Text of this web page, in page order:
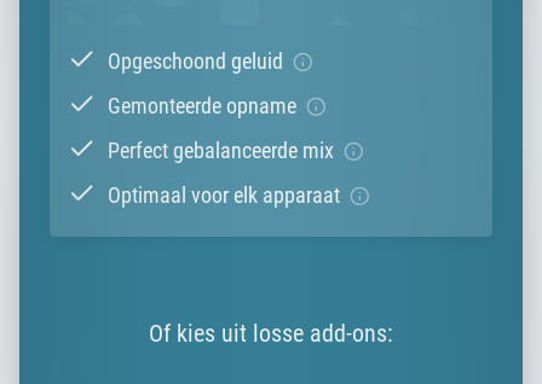
Opgeschoond geluid
Gemonteerde opname
Perfect gebalanceerde mix
Optimaal voor elk apparaat
Of kies uit losse add-ons: